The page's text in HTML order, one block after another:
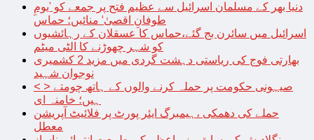
دنیا بھر کے مسلمان اسرائیل سے عظیم فتح پر جمعے کو ’یومِ
طوفانِ اقصیٰ‘ منائیں؛ حماس
اسرائیل میں سائرن بج گئے،حماس کا عسقلان کے رہائشیوں
کو شہر چھوڑنے کا الٹی میٹم
بھارتی فوج کی ریاستی دہشت گردی میں مزید 2 کشمیری
نوجوان شہید
< > صیہونی حکومت پر حملہ کرنے والوں کے ہاتھ چومتے
ہیں؛ خامنہ ای
حملے کی دھمکی ،ہیمبرگ ایئر پورٹ پر فلائیٹ آپریشن
معطل